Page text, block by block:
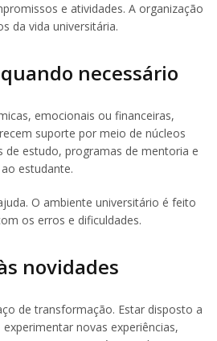
e atividades. A organização
da vida universitária.
necessário
emocionais ou financeiras,
suporte por meio de núcleos
de estudo, programas de mentoria e
estudante.
O ambiente universitário é feito
os erros e dificuldades.
novidades
de transformação. Estar disposto a
novas experiências,